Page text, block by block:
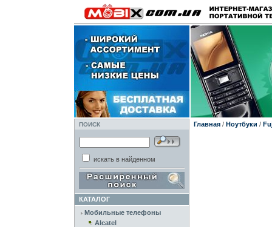
ПОИСК
искать в найденном
КАТАЛОГ
Мобильные телефоны
Alcatel
Главная/ Ноутбуки /